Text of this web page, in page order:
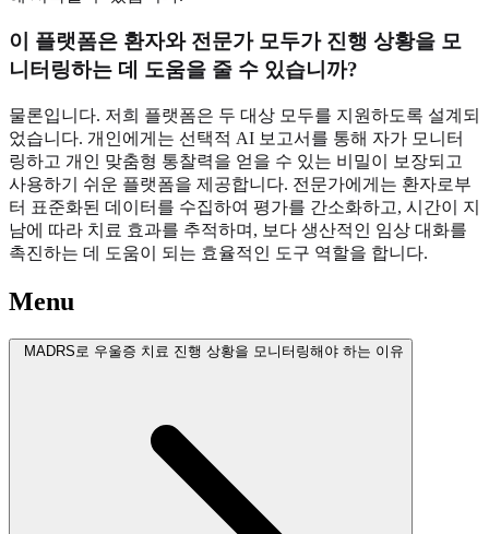
이 플랫폼은 환자와 전문가 모두가 진행 상황을 모
니터링하는 데 도움을 줄 수 있습니까?
물론입니다. 저희 플랫폼은 두 대상 모두를 지원하도록 설계되
었습니다. 개인에게는 선택적 AI 보고서를 통해 자가 모니터
링하고 개인 맞춤형 통찰력을 얻을 수 있는 비밀이 보장되고
사용하기 쉬운 플랫폼을 제공합니다. 전문가에게는 환자로부
터 표준화된 데이터를 수집하여 평가를 간소화하고, 시간이 지
남에 따라 치료 효과를 추적하며, 보다 생산적인 임상 대화를
촉진하는 데 도움이 되는 효율적인 도구 역할을 합니다.
Menu
MADRS로 우울증 치료 진행 상황을 모니터링해야 하는 이유